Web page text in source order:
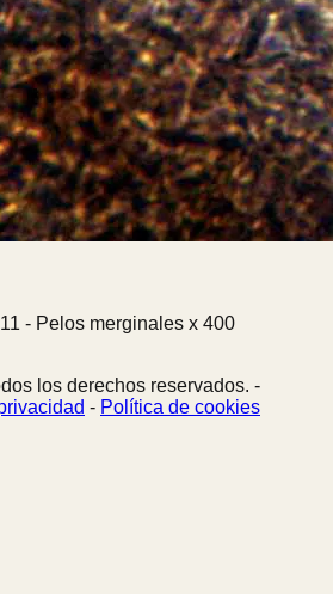
- Pelos merginales x 400
los derechos reservados. -
- Política de cookies